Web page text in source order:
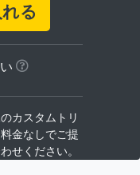
る
カスタムトリ
金なしでご提
せください。